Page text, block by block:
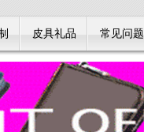
皮具礼品 常见问题